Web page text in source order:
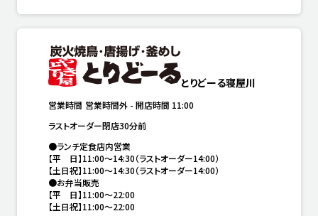
とりどーる寝屋川
営業時間 営業時間外 - 開店時間 11:00
ラストオーダー閉店30分前
●ランチ定食店内営業
【平　日】11:00〜14:30（ラストオーダー14:00）
【土日祝】11:00〜14:30（ラストオーダー14:00）
●お弁当販売
【平　日】11:00〜22:00
【土日祝】11:00〜22:00